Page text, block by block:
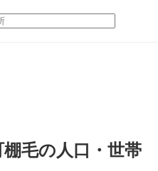
毛の人口・世帯